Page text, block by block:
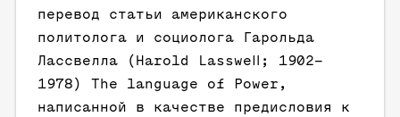
перевод статьи американского
политолога и социолога Гарольда
Лассвелла (Harold Lasswell; 1902–
1978) The language of Power ,
написанной в качестве предисловия к